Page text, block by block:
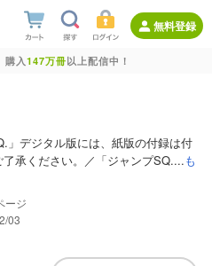
無料登録
購入147万冊以上配信中！
」デジタル版には、紙版の付録は付
承ください。／「ジャンプSQ....も
03